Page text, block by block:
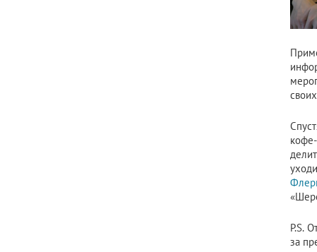
P.S.
за